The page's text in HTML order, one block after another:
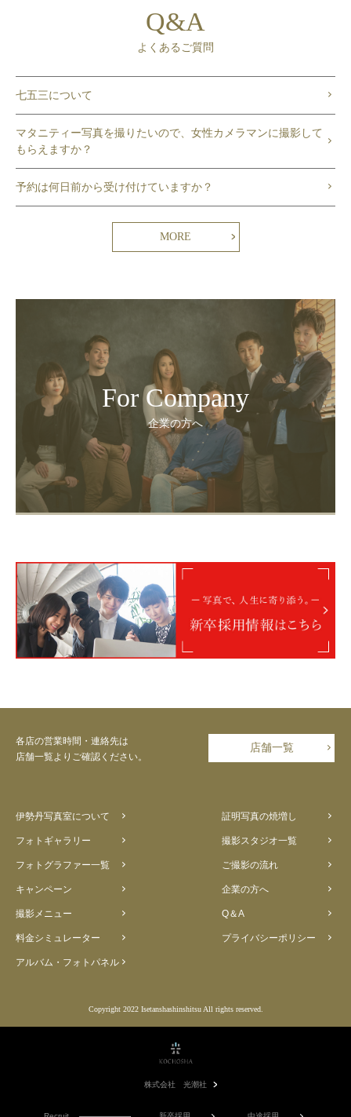
Q&A
よくあるご質問
七五三について
マタニティー写真を撮りたいので、女性カメラマンに撮影して
もらえますか？
予約は何日前から受け付けていますか？
MORE
For Company
企業の方へ
各店の営業時間・連絡先は
店舗一覧よりご確認ください。
店舗一覧
伊勢丹写真室について 証明写真の焼増し
フォトギャラリー 撮影スタジオ一覧
フォトグラファー一覧 ご撮影の流れ
キャンペーン 企業の方へ
撮影メニュー Q＆A
料金シミュレーター プライバシーポリシー
アルバム・フォトパネル
Copyright 2022 Isetanshashinshitsu All rights reserved.
株式会社 光潮社